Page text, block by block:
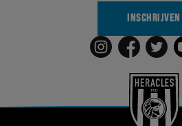
INSCHRIJVEN